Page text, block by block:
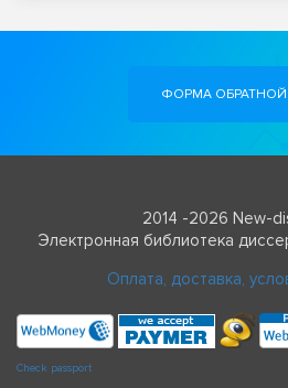
ФОРМА ОБРАТНОЙ
2014 -2026 New-
Электронная библиотека
Оплата, доставка,
Check passport